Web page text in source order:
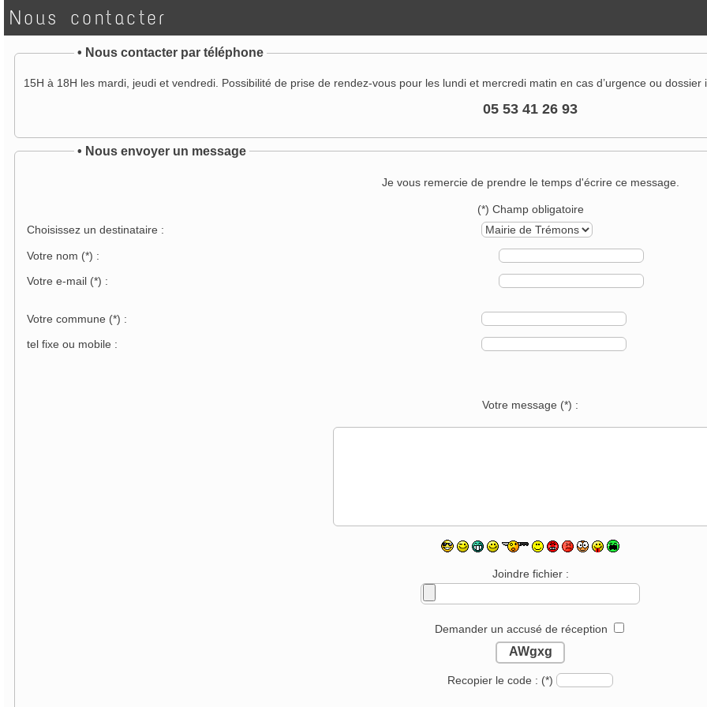
Nous contacter
• Nous contacter par téléphone
15H à 18H les mardi, jeudi et vendredi. Possibilité de prise de rendez-vous pour les lundi et mercredi matin en cas d’urgence ou dossier
05 53 41 26 93
• Nous envoyer un message
Je vous remercie de prendre le temps d'écrire ce message.
(*) Champ obligatoire
Choisissez un destinataire :
Votre nom (*) :
Votre e-mail (*) :
Votre commune (*) :
tel fixe ou mobile :
Votre message (*) :
Joindre fichier :
Demander un accusé de réception
AWgxg
Recopier le code : (*)